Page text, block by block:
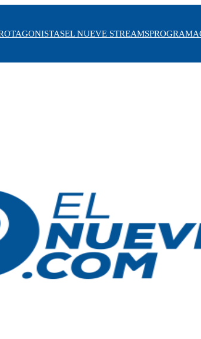
EL NUEVE STREAMS